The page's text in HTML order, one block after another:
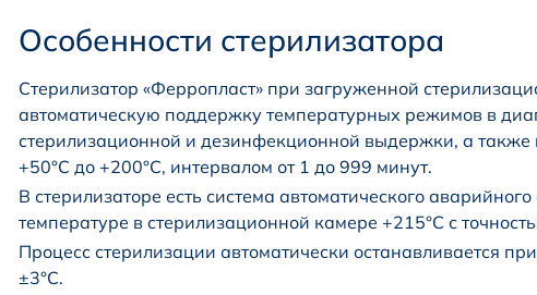
Особенности стерилизатора
Стерилизатор «Ферропласт» при загруженной
автоматическую поддержку температурных режимов в
стерилизационной и дезинфекционной выдержки, а также
+50°С до +200°С, интервалом от 1 до 999 минут.
В стерилизаторе есть система автоматического
температуре в стерилизационной камере +215°С с
Процесс стерилизации автоматически останавливается
±3°С.